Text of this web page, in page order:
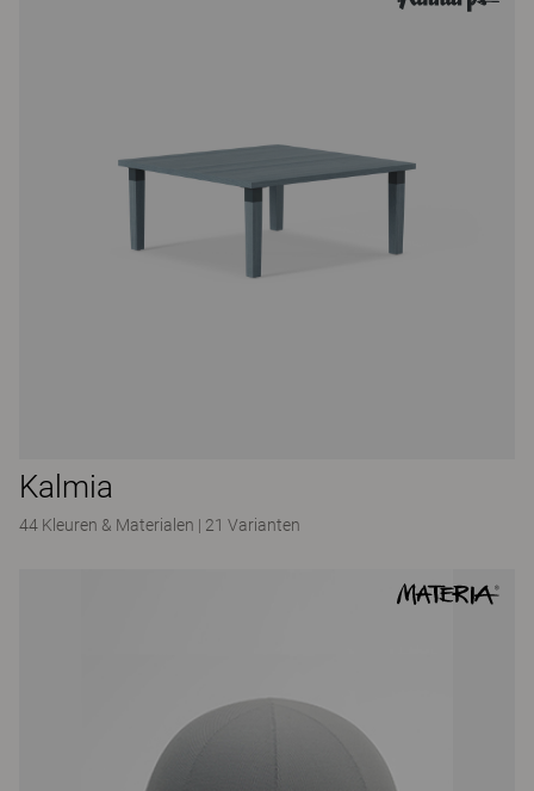
Kalmia
44 Kleuren & Materialen | 21 Varianten